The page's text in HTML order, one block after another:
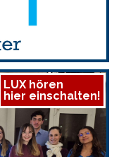
LUX hören
hier einschalten!